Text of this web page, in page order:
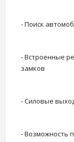
- Поиск
- Встроенные
замков
- Силовые
- Возможность